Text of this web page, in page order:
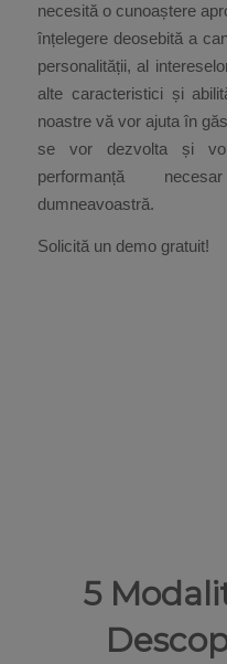
necesită o cunoaștere
înțelegere deosebită a
personalității, al
alte caracteristici și
noastre vă vor ajuta în
se vor dezvolta și
performanță
dumneavoastră.
Solicită un demo gratuit!
5